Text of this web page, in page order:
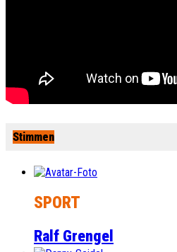
Stimmen
SPORT
Ralf Grengel